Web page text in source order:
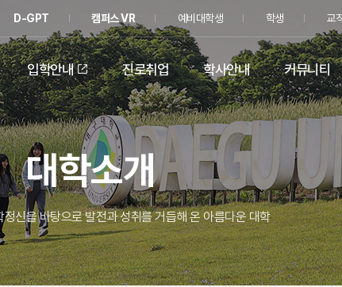
D-GPT 캠퍼스 VR 예비대학생 학생 교
입학안내 진로취업 학사안내 커뮤니티
대학소개
정신을 바탕으로 발전과 성취를 거듭해 온 아름다운 대학